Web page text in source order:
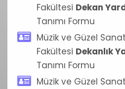
Fakültesi Dekan
Tanımı Formu
Müzik ve Güzel
Fakültesi Dekanlık
Tanımı Formu
Müzik ve Güzel